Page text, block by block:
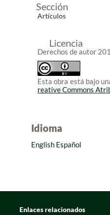
Sección
Artículos
Licencia
Derechos de autor
Esta obra está bajo
reative Commons
Idioma
English Español
Enlaces relacionados